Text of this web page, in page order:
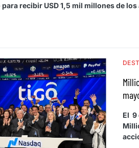
recibir USD 1,5 mil millones de
El 9